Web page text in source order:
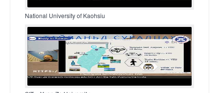
National University of Kaohsiu